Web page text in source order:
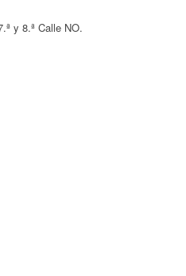
y 8.ª Calle NO.